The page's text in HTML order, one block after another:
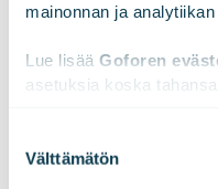
mainonnan ja analytiikan
Lue lisää Goforen
asetuksia koska
valinta
Välttämätön
Avaa ovi